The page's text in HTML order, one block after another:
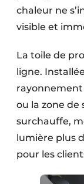
Software
Travaux
chaleur ne
visible et
La toile de
ligne.
rayonnement
ou la zone de
surchauffe,
lumière plus
pour les